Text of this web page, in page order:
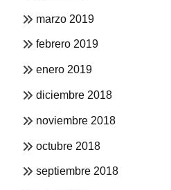
marzo 2019
febrero 2019
enero 2019
diciembre 2018
noviembre 2018
octubre 2018
septiembre 2018